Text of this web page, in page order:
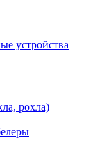
устройства
рохла)